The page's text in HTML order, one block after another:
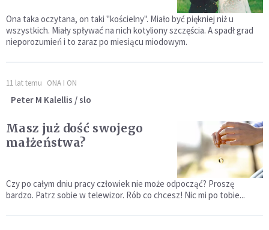
Ona taka oczytana, on taki "kościelny". Miało być piękniej niż u
wszystkich. Miały spływać na nich kotyliony szczęścia. A spadł grad
nieporozumień i to zaraz po miesiącu miodowym.
11 lat temu ONA I ON
Peter M Kalellis / slo
Masz już dość swojego
małżeństwa?
Czy po całym dniu pracy człowiek nie może odpocząć? Proszę
bardzo. Patrz sobie w telewizor. Rób co chcesz! Nic mi po tobie...